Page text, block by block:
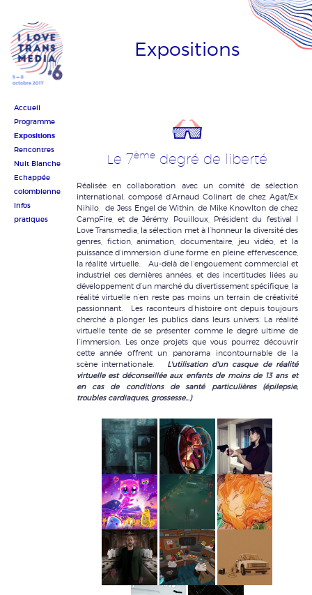
Accueil
Programme
Expositions
Rencontres
Nuit Blanche
Echappée
colombienne
Infos
pratiques
Expositions
Le 7ème degré de liberté
Réalisée en collaboration avec un comité de sélection
international, composé d’Arnaud Colinart de chez Agat/Ex
Nihilo, de Jess Engel de Within, de Mike Knowlton de chez
CampFire, et de Jérémy Pouilloux, Président du festival I
Love Transmedia, la sélection met à l’honneur la diversité des
genres, fiction, animation, documentaire, jeu vidéo, et la
puissance d’immersion d’une forme en pleine effervescence,
la réalité virtuelle. Au-delà de l’engouement commercial et
industriel ces dernières années, et des incertitudes liées au
développement d’un marché du divertissement spécifique, la
réalité virtuelle n’en reste pas moins un terrain de créativité
passionnant. Les raconteurs d’histoire ont depuis toujours
cherché à plonger les publics dans leurs univers. La réalité
virtuelle tente de se présenter comme le degré ultime de
l’immersion. Les onze projets que vous pourrez découvrir
cette année offrent un panorama incontournable de la
scène internationale. L'utilisation d'un casque de réalité
virtuelle est déconseillée aux enfants de moins de 13 ans et
en cas de conditions de santé particulières (épilepsie,
troubles cardiaques, grossesse…)